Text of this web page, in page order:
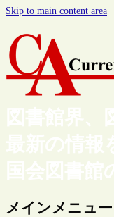
Skip to main content area
図書館界、
最新の情報
国会図書館
メインメニュー